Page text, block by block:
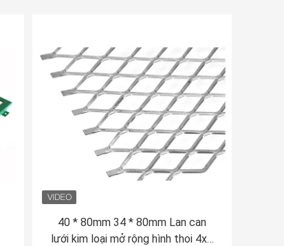
40 * 80mm 34 * 80mm Lan can
lưới kim loại mở rộng hình thoi 4x8